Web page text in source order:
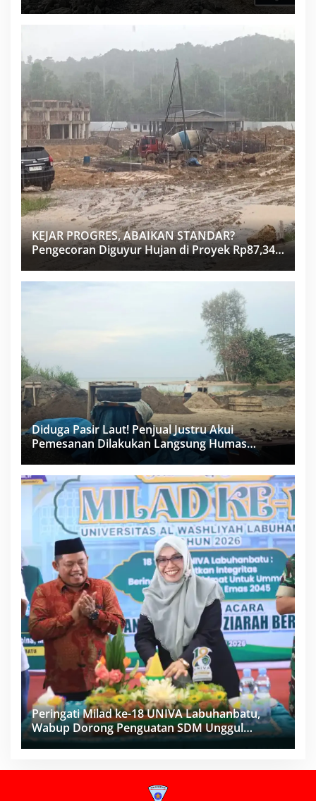
Minim Informasi
KEJAR PROGRES, ABAIKAN STANDAR?
Pengecoran Diguyur Hujan di Proyek Rp87,34
Miliar Sukma Nias, Konsultan, Pengawas dan
PPK Bungkam
Diduga Pasir Laut! Penjual Justru Akui
Pemesanan Dilakukan Langsung Humas
Peringati Milad ke-18 UNIVA Labuhanbatu,
Wabup Dorong Penguatan SDM Unggul
Menuju Indonesia Emas 2045